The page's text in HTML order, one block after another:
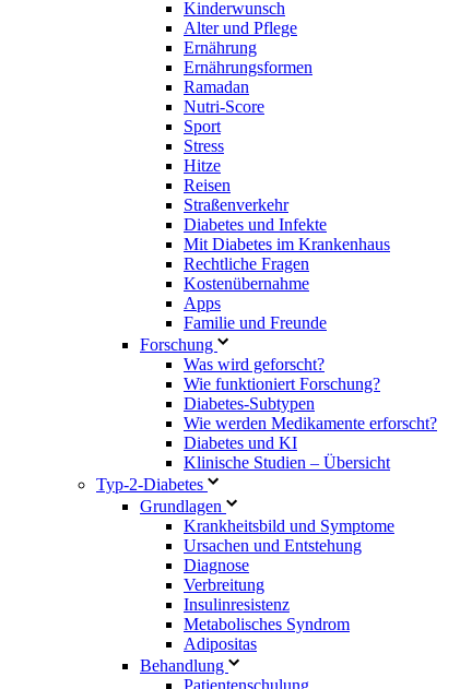
Kinderwunsch
Alter und Pflege
Ernährung
Ernährungsformen
Ramadan
Nutri-Score
Sport
Stress
Hitze
Reisen
Straßenverkehr
Diabetes und Infekte
Mit Diabetes im Krankenhaus
Rechtliche Fragen
Kostenübernahme
Apps
Familie und Freunde
Forschung
Was wird geforscht?
Wie funktioniert Forschung?
Diabetes-Subtypen
Wie werden Medikamente erforscht?
Diabetes und KI
Klinische Studien – Übersicht
Typ-2-Diabetes
Grundlagen
Krankheitsbild und Symptome
Ursachen und Entstehung
Diagnose
Verbreitung
Insulinresistenz
Metabolisches Syndrom
Adipositas
Behandlung
Patientenschulung